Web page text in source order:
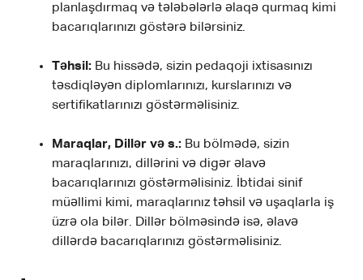
planlaşdırmaq və tələbələrlə əlaqə qurmaq kimi
bacarıqlarınızı göstərə bilərsiniz.
Təhsil: Bu hissədə, sizin pedaqoji ixtisasınızı
təsdiqləyən diplomlarınızı, kurslarınızı və
sertifikatlarınızı göstərməlisiniz.
Maraqlar, Dillər və s.: Bu bölmədə, sizin
maraqlarınızı, dillərini və digər əlavə
bacarıqlarınızı göstərməlisiniz. İbtidai sinif
müəllimi kimi, maraqlarınız təhsil və uşaqlarla iş
üzrə ola bilər. Dillər bölməsində isə, əlavə
dillərdə bacarıqlarınızı göstərməlisiniz.